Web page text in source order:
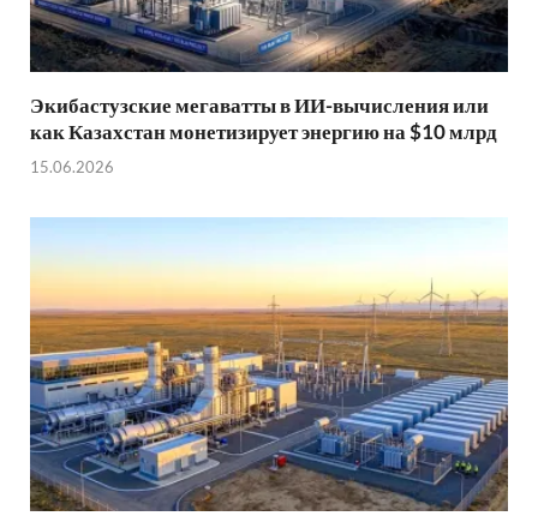
Экибастузские мегаватты в ИИ-вычисления или
как Казахстан монетизирует энергию на $10 млрд
15.06.2026